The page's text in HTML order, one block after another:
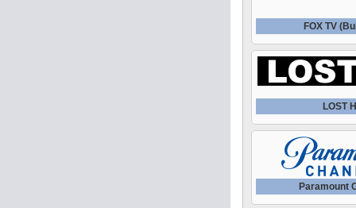
FOX TV
LOST
Paramount